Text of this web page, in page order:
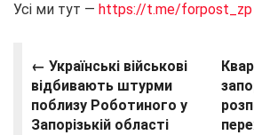
Усі ми тут — https://t.me/forpost_zp
← Українські військові
відбивають штурми
поблизу Роботиного у
Запорізькій області